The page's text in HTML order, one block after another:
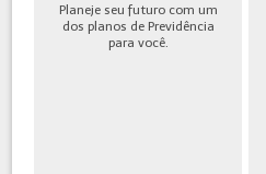
Planeje seu futuro com um
dos planos de Previdência
para você.